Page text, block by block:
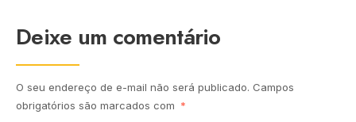
Deixe um comentário
O seu endereço de e-mail não será publicado. Campos
obrigatórios são marcados com *